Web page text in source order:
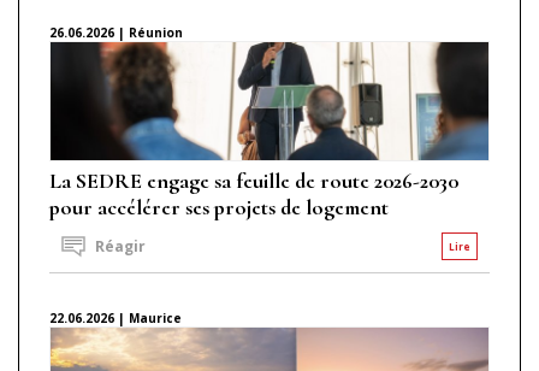
26.06.2026 | Réunion
La SEDRE engage sa feuille de route 2026-2030
pour accélérer ses projets de logement
Lire
Réagir
22.06.2026 | Maurice